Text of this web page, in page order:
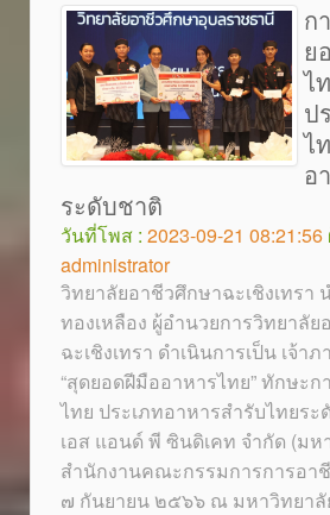
ก
ย
ไ
ป
ไ
อ
ระดับชาติ
วันที่โพส : 2023-09-21 08:21:56
administrator
วิทยาลัยอาชีวศึกษาฉะเชิงเทรา
ทองเหลือง ผู้อำนวยการวิทยาลั
ฉะเชิงเทรา ดำเนินการเป็น เจ้า
“สุดยอดฝีมืออาหารไทย” ทักษะ
ไทย ประเภทอาหารสำรับไทยร
เอส แอนด์ พี ซินดิเคท จำกัด (ม
สำนักงานคณะกรรมการการอา
๗ กันยายน ๒๕๖๖ ณ มหาวิทยา